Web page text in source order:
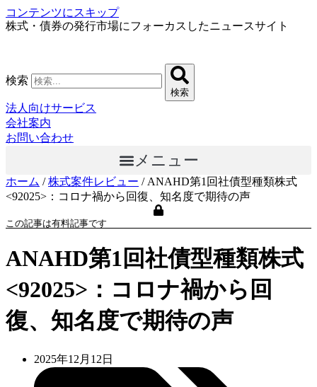
コンテンツにスキップ
株式・債券の発行市場にフォーカスしたニュースサイト
検索
検索
法人向けサービス
会社案内
お問い合わせ
メニュー
ホーム /株式案件レビュー / ANAHD第1回社債型種類株式
<92025>：コロナ禍から回復、知名度で期待の声
この記事は有料記事です
ANAHD第1回社債型種類株式
<92025>：コロナ禍から回
復、知名度で期待の声
2025年12月12日